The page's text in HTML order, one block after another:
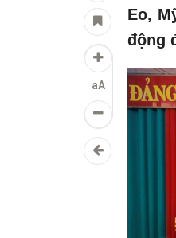
aA
Eo,
động